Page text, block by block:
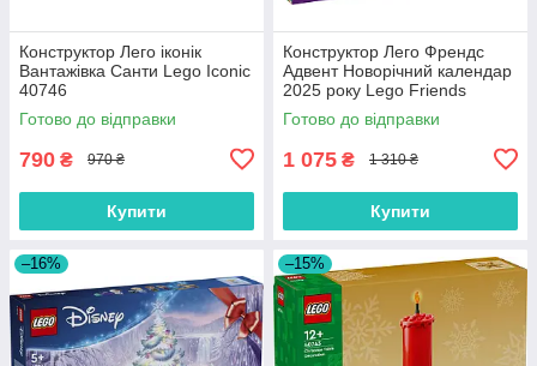
Конструктор Лего іконік
Вантажівка Санти Lego Iconic
40746
Готово до відправки
790 ₴ 970 ₴
Купити
Конструктор Лего Френдс
Адвент Новорічний календар
2025 року Lego Friends
42668
Готово до відправки
1 075 ₴ 1 310 ₴
Купити
–16% –15%